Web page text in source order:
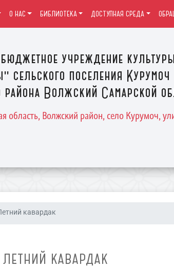
учреждение культуры
сельского поселения Курумоч
района Волжский Самарской
область, Волжский район, село Курумоч,
О НАС БИБЛИОТЕКА ДОСТУПНАЯ СРЕДА
кавардак
ЛЕТНИЙ КАВАРДАК